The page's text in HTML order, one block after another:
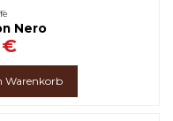
Nero
€
Warenkorb